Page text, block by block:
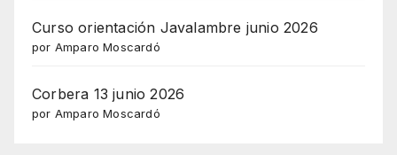
Curso orientación Javalambre junio 2026
por Amparo Moscardó
Corbera 13 junio 2026
por Amparo Moscardó